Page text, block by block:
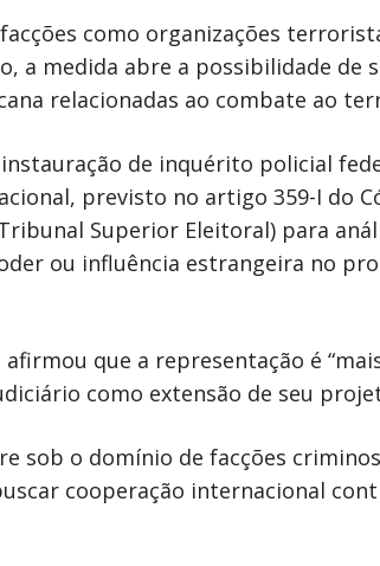
como organizações
a medida abre a possibilidade de
relacionadas ao combate ao
de inquérito policial
previsto no artigo 359-I do
Superior Eleitoral) para
ou influência estrangeira no
que a representação é
como extensão de seu
sob o domínio de facções
cooperação internacional